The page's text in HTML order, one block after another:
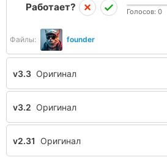
Файлы: founder
Работает? Голосов: 0
v3.3 Оригинал
v3.2 Оригинал
v2.31 Оригинал